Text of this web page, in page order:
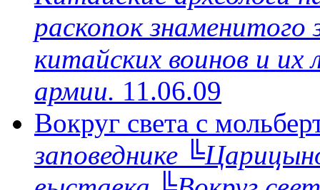
раскопок знаменитого
китайских воинов и
армии. 11.06.09
Вокруг света с
заповеднике